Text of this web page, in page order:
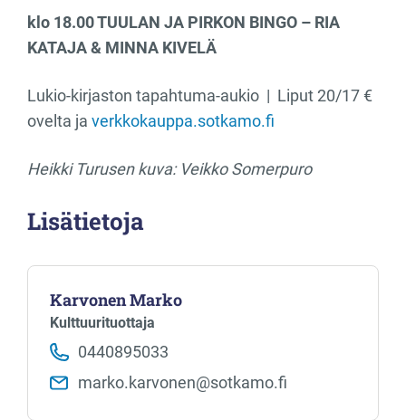
klo 18.00 TUULAN JA PIRKON BINGO – RIA
KATAJA & MINNA KIVELÄ
Lukio-kirjaston tapahtuma-aukio | Liput 20/17 €
ovelta ja verkkokauppa.sotkamo.fi
Heikki Turusen kuva: Veikko Somerpuro
Lisätietoja
Karvonen Marko
Kulttuurituottaja
0440895033
marko.karvonen​@sotkamo.fi